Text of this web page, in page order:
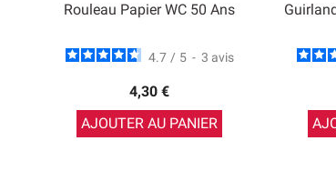
Rouleau Papier WC 50 Ans
4.7 / 5 - 3 avis
4,30 €
AJOUTER AU PANIER